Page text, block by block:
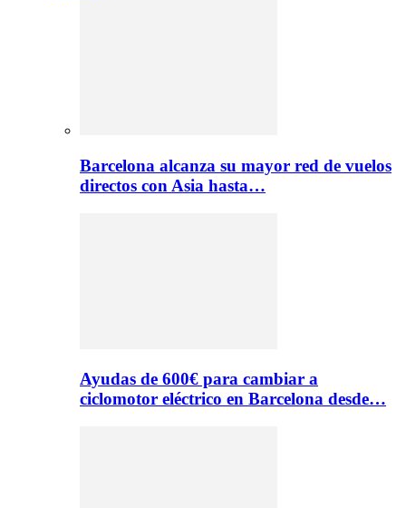
Barcelona alcanza su mayor red de vuelos
directos con Asia hasta…
Ayudas de 600€ para cambiar a
ciclomotor eléctrico en Barcelona desde…